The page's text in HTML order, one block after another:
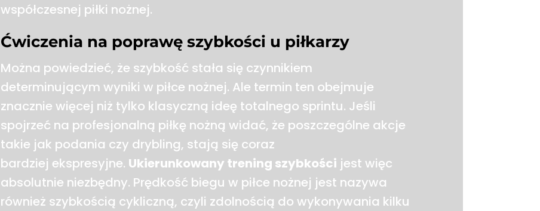
współczesnej piłki nożnej.
Ćwiczenia na poprawę szybkości u piłkarzy
Można powiedzieć, że szybkość stała się czynnikiem
determinującym wyniki w piłce nożnej. Ale termin ten obejmuje
znacznie więcej niż tylko klasyczną ideę totalnego sprintu. Jeśli
spojrzeć na profesjonalną piłkę nożną widać, że poszczególne akcje
takie jak podania czy drybling, stają się coraz
bardziej ekspresyjne. Ukierunkowany trening szybkości jest więc
absolutnie niezbędny. Prędkość biegu w piłce nożnej jest nazywa
również szybkością cykliczną, czyli zdolnością do wykonywania kilku